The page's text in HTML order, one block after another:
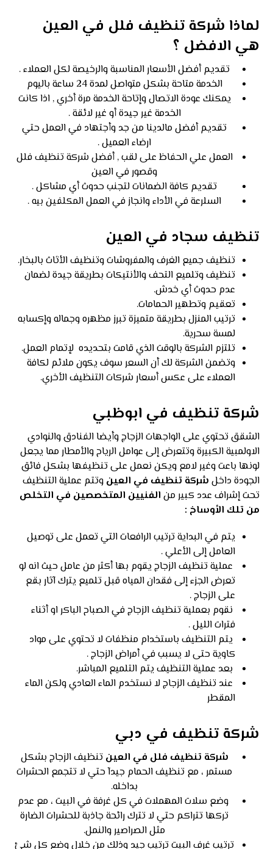
لماذا شركة تنظيف فلل في العين
هي الافضل ؟
تقديم أفضل الأسعار المناسبة والرخيصة لكل العملاء .
الخدمة متاحة بشكل متواصل لمدة 24 ساعة باليوم
يمكنك عودة الاتصال وإتاحة الخدمة مرة أخري , اذا كانت
الخدمة غير جيدة أو غير لائقة .
تقديم أفضل مالدينا من جد وأجتهاد في العمل حتي
ارضاء العميل .
العمل علي الحفاظ على لقب , أفضل شركة تنظيف فلل
وقصور في العين
تقديم كافة الضمانات لتجنب حدوث أي مشاكل .
السلرعة في الأداء وانجاز في العمل المكلفين بيه .
تنظيف سجاد في العين
تنظيف جميع الغرف والمفروشات وتنظيف الأثاث بالبخار.
تنظيف وتلميع التحف والأنتيكات بطريقة جيدة لضمان
عدم حدوث أي خدش.
تعقيم وتطهير الحمامات.
ترتيب المنزل بطريقة متميزة تبرز مظهره وجماله وإكسابه
لمسة سحرية.
تلتزم الشركة بالوقت الذي قامت بتحديده لإتمام العمل.
وتضمن الشركة لك أن السعر سوف يكون ملائم لكافة
العملاء على عكس أسعار شركات التنظيف الأخري.
شركة تنظيف في ابوظبي
الشقق تحتوي على الواجهات الزجاج وأيضا الفنادق والنوادي
الاولمبية الكبيرة وتتعرض إلى عوامل الرياح والأمطار مما يجعل
لونها باعت وغير لامع ويكن نعمل على تنظيفها بشكل فائق
الجودة داخل شركة تنظيف في العين وتتم عملية التنظيف
تحت إشراف عدد كبير من الفنيين المتخصصين في التخلص
من تلك الأوساخ :
يتم في البداية ترتيب الرافعات التي تعمل على توصيل
العامل إلى الأعلي .
عملية تنظيف الزجاج يقوم بها أكثر من عامل حيث انه لو
تعرض الجزء إلى فقدان المياه قبل تلميع يترك آثار بقع
على الزجاج .
نقوم بعملية تنظيف الزجاج في الصباح الباكر او أثناء
فترات الليل .
يتم التنظيف باستخدام منظفات لا تحتوي على مواد
كاوية حتى لا يسبب في أمراض الزجاج .
بعد عملية التنظيف يتم التلميع المباشر.
عند تنظيف الزجاج لا نستخدم الماء العادي ولكن الماء
المقطر
شركة تنظيف في دبي
شركة تنظيف فلل في العين تنظيف الزجاج بشكل
مستمر ، مع تنظيف الحمام جيدآ حتي لا تتجمع الحشرات
بداخله.
وضع سلات المهملات في كل غرفة في البيت ، مع عدم
تركها تتراكم حتي لا تترك رائحة جاذبة للحشرات الضارة
مثل الصراصير والنمل.
ترتيب غرف البيت ترتيب جيد وذلك من خلال وضع كل شئ